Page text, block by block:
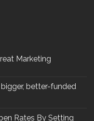
Marketing
better-funded
Rates By Setting